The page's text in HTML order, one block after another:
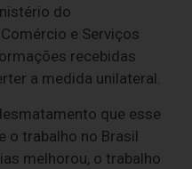
do
e Serviços
recebidas
a medida unilateral.
que esse
o trabalho no Brasil
melhorou, o trabalho